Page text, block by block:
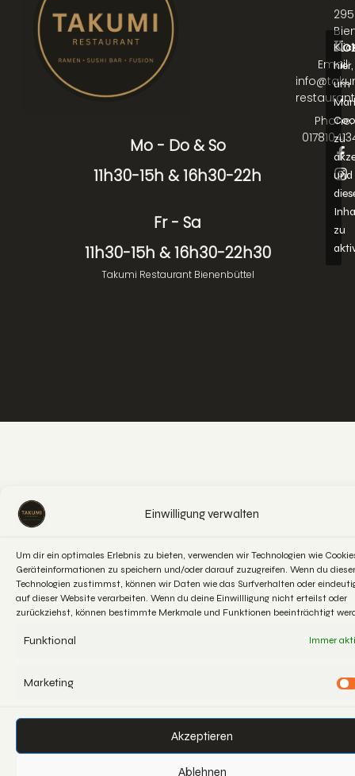
Einwilligung verwalten
Um dir ein optimales Erlebnis zu bieten, verwenden wir Technologien wie
Geräteinformationen zu speichern und/oder darauf zuzugreifen. Wenn du
Technologien zustimmst, können wir Daten wie das Surfverhalten oder
auf dieser Website verarbeiten. Wenn du deine Einwillligung nicht erteilst oder
zurückziehst, können bestimmte Merkmale und Funktionen beeinträchtigt
Funktional Immer
Marketing
Akzeptieren
Ablehnen
Email:
Phone:
F
a
c
e
b
o
o
k
I
n
s
t
a
g
r
a
Mo - Do & So
11h30-15h & 16h30-22h
Fr - Sa
11h30-15h & 16h30-22h30
Takumi Restaurant Bienenbüttel
hier,
um
zu
und
zu